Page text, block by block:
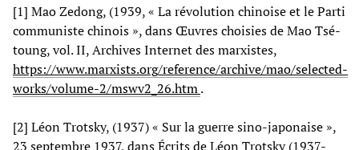
[1] Mao Zedong, (1939, « La révolution chinoise et le Parti
communiste chinois », dans Œuvres choisies de Mao Tsé-
toung, vol. II, Archives Internet des marxistes,
https://www.marxists.org/reference/archive/mao/selected-
works/volume-2/mswv2_26.htm.
[2] Léon Trotsky, (1937) « Sur la guerre sino-japonaise »,
23 septembre 1937, dans Écrits de Léon Trotsky (1937-